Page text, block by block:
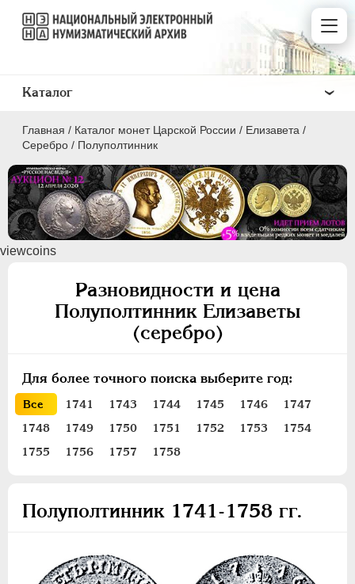
Главная / Каталог монет Царской России / Елизавета /
Серебро / Полуполтинник
viewcoins
Разновидности и цена
Полуполтинник Елизаветы
(серебро)
Для более точного поиска выберите год:
Все 1741 1743 1744 1745 1746
1747
1748
1749 1750 1751 1752 1753
1754
1755
1756 1757 1758
Полуполтинник 1741-1758 гг.
Каталог
ПEТР I 1699 - 1725
ЕКАТЕРИНА I
АННА ИОАННОВНА 1730-1740
ИОАНН АНТОНОВИЧ 1740-1741
1741-1762
Золото
Серебро
1 рубль
Полтина
5 копеек